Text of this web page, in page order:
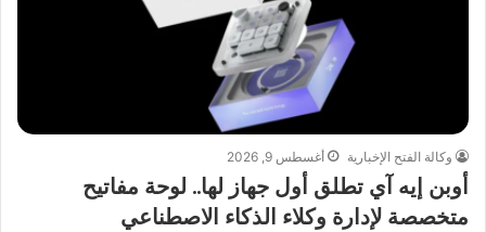
وكالة الفتح الإخبارية أغسطس 9, 2026
أوبن إيه آي تطلق أول جهاز لها.. لوحة مفاتيح
متخصصة لإدارة وكلاء الذكاء الاصطناعي